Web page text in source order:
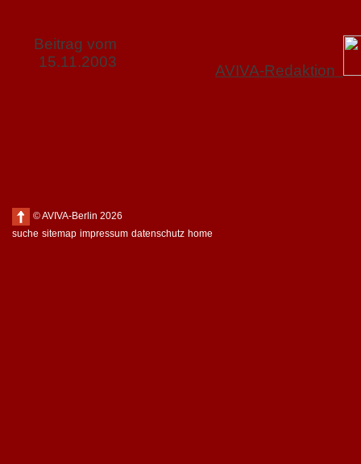
Beitrag vom
15.11.2003
AVIVA-Redaktion
© AVIVA-Berlin 2026
suche sitemap impressum datenschutz home